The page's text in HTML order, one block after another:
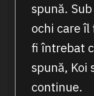
spună.
ochi care
fi întrebat
spună, Koi
continue.